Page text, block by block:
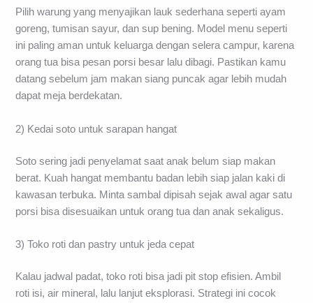
Pilih warung yang menyajikan lauk sederhana seperti ayam
goreng, tumisan sayur, dan sup bening. Model menu seperti
ini paling aman untuk keluarga dengan selera campur, karena
orang tua bisa pesan porsi besar lalu dibagi. Pastikan kamu
datang sebelum jam makan siang puncak agar lebih mudah
dapat meja berdekatan.
2) Kedai soto untuk sarapan hangat
Soto sering jadi penyelamat saat anak belum siap makan
berat. Kuah hangat membantu badan lebih siap jalan kaki di
kawasan terbuka. Minta sambal dipisah sejak awal agar satu
porsi bisa disesuaikan untuk orang tua dan anak sekaligus.
3) Toko roti dan pastry untuk jeda cepat
Kalau jadwal padat, toko roti bisa jadi pit stop efisien. Ambil
roti isi, air mineral, lalu lanjut eksplorasi. Strategi ini cocok